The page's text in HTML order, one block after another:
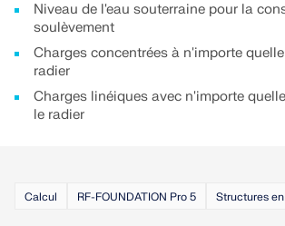
Niveau de l'eau souterraine pour la
soulèvement
Charges concentrées à n'importe
radier
Charges linéiques avec n'importe
le radier
Calcul RF-FOUNDATION Pro 5 Structures